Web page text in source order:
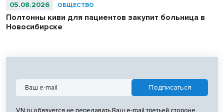
05.08.2026 ОБЩЕСТВО
Полтонны киви для пациентов закупит больница в
Новосибирске